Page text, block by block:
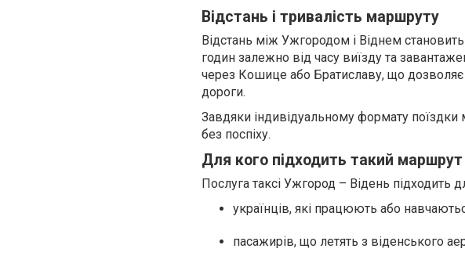
Відстань і тривалість маршруту
Відстань між Ужгородом і Віднем
годин залежно від часу виїзду та
через Кошице або Братиславу, що дозволяє
дороги.
Завдяки індивідуальному формату
без поспіху.
Для кого підходить такий маршрут
Послуга таксі Ужгород – Відень підходить
українців, які працюють або
пасажирів, що летять з віденського